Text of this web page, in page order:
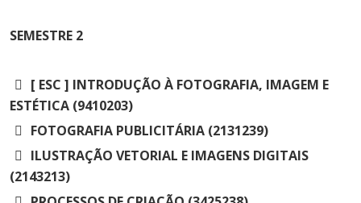
SEMESTRE 2
[ ESC ] INTRODUÇÃO À FOTOGRAFIA, IMAGEM E
ESTÉTICA (9410203)
FOTOGRAFIA PUBLICITÁRIA (2131239)
ILUSTRAÇÃO VETORIAL E IMAGENS DIGITAIS
(2143213)